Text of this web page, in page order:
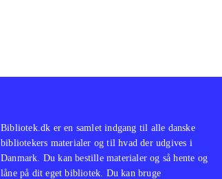
Bibliotek.dk er en samlet indgang til alle danske
bibliotekers materialer og til hvad der udgives i
Danmark. Du kan bestille materialer og så hente og
låne på dit eget bibliotek. Du kan bruge